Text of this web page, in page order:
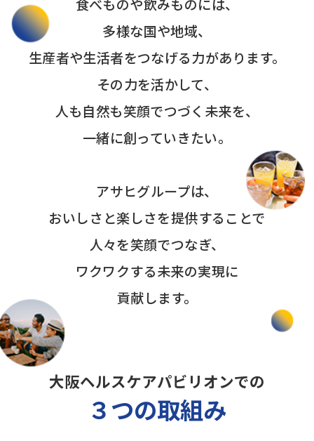
食べものや飲みものには、
多様な国や地域、
生産者や生活者をつなげる力があります。
その力を活かして、
人も自然も笑顔でつづく未来を、
一緒に創っていきたい。
アサヒグループは、
おいしさと楽しさを提供することで
人々を笑顔でつなぎ、
ワクワクする未来の実現に
貢献します。
大阪ヘルスケアパビリオンでの
３つの取組み